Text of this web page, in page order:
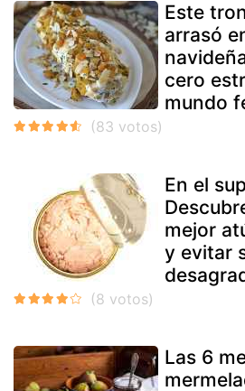
Este
arrasó
cero
mundo
En el
mejor
y evitar
Las 6